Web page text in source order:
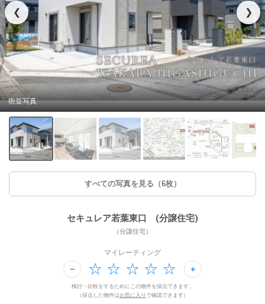
❮
街並写真
❯
すべての写真を見る（6枚）
セキュレア若葉東口 (分譲住宅)
（分譲住宅）
マイレーティング
検討・比較をするためにこの物件を採点できます。
（採点した物件は お気に入り で確認できます）